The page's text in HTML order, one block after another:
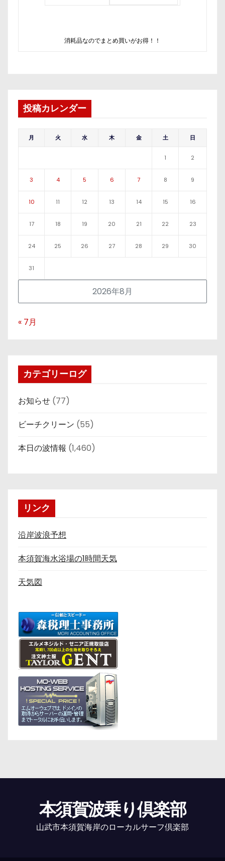
消耗品なのでまとめ買いがお得！！
投稿カレンダー
2026年8月
月 火 水 木 金 土 日
1 2
3 4 5 6 7 8 9
10 11 12 13 14 15 16
17 18 19 20 21 22 23
24 25 26 27 28 29 30
31
« 7月
カテゴリーログ
お知らせ (77)
ビーチクリーン (55)
本日の波情報 (1,460)
リンク
沿岸波浪予想
本須賀海水浴場の1時間天気
天気図
本須賀波乗り倶楽部
山武市本須賀海岸のローカルサーフ倶楽部